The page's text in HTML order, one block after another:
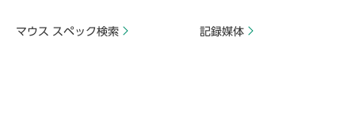
マウス スペック検索 記録媒体